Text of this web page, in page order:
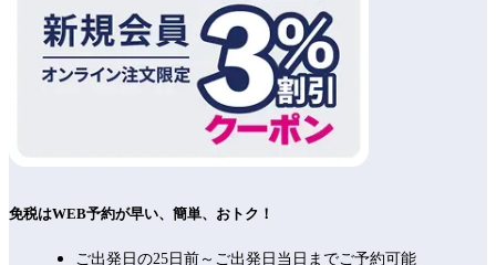
免税はWEB予約が早い、簡単、おトク！
ご出発日の25日前～ご出発日当日までご予約可能